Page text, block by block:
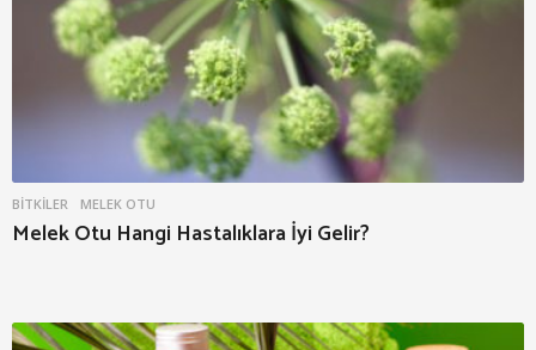
BITKILER MELEK OTU
Melek Otu Hangi Hastalıklara İyi Gelir?